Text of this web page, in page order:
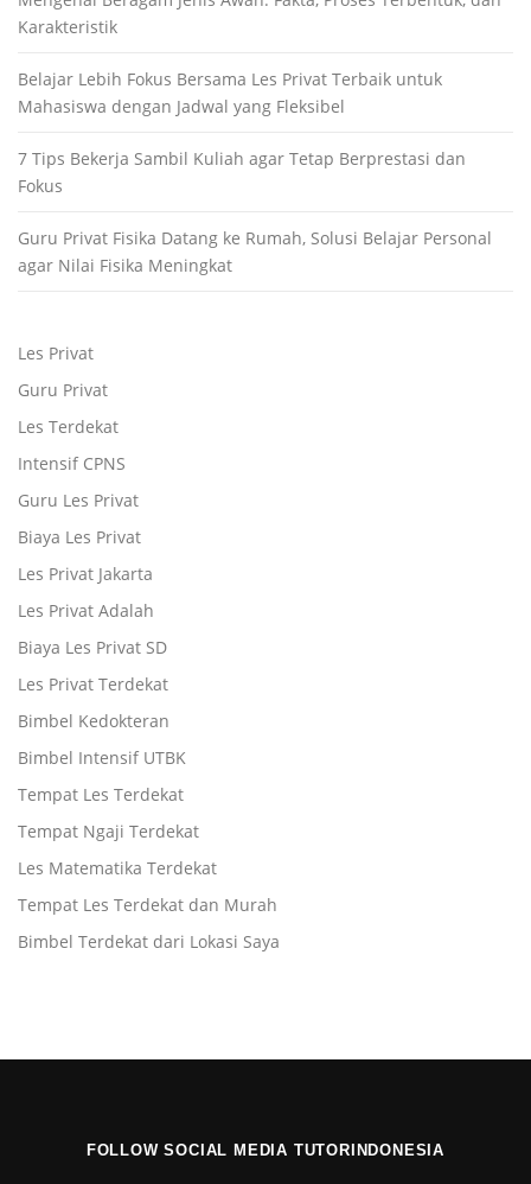
Karakteristik
Belajar Lebih Fokus Bersama Les Privat Terbaik untuk
Mahasiswa dengan Jadwal yang Fleksibel
7 Tips Bekerja Sambil Kuliah agar Tetap Berprestasi dan
Fokus
Guru Privat Fisika Datang ke Rumah, Solusi Belajar Personal
agar Nilai Fisika Meningkat
Les Privat
Guru Privat
Les Terdekat
Intensif CPNS
Guru Les Privat
Biaya Les Privat
Les Privat Jakarta
Les Privat Adalah
Biaya Les Privat SD
Les Privat Terdekat
Bimbel Kedokteran
Bimbel Intensif UTBK
Tempat Les Terdekat
Tempat Ngaji Terdekat
Les Matematika Terdekat
Tempat Les Terdekat dan Murah
Bimbel Terdekat dari Lokasi Saya
FOLLOW SOCIAL MEDIA TUTORINDONESIA